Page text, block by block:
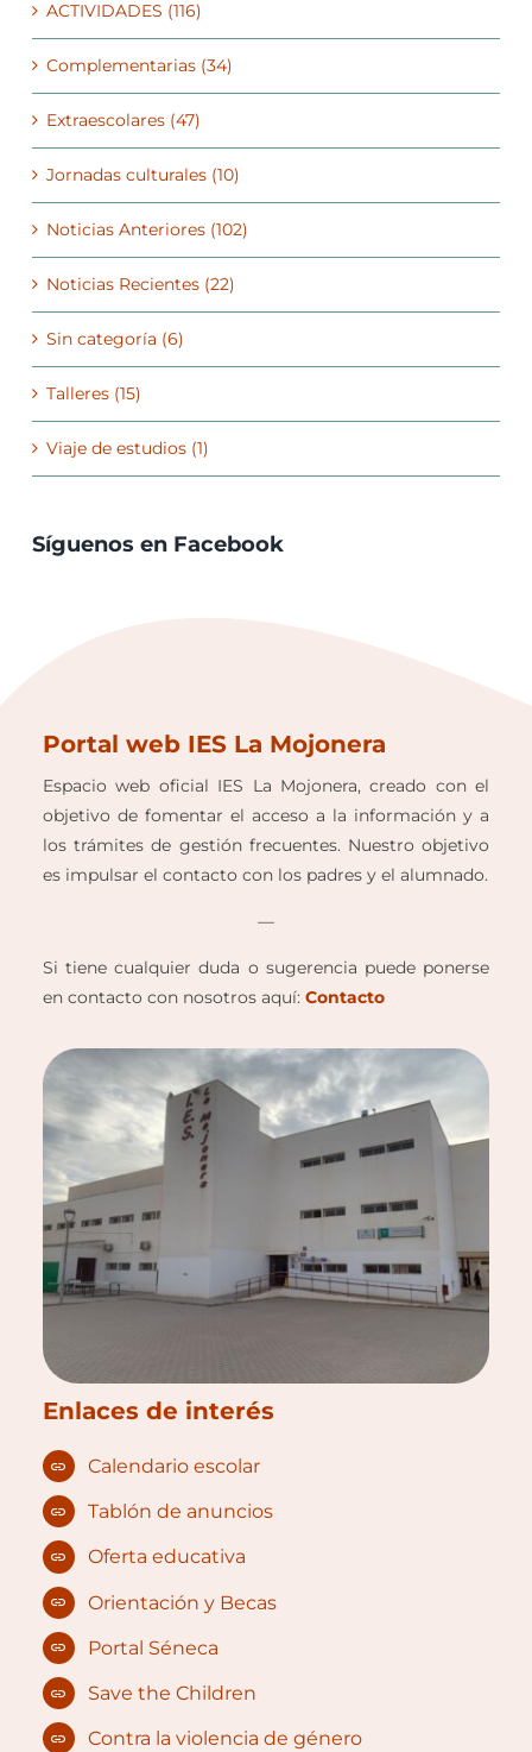
ACTIVIDADES (116)
Complementarias (34)
Extraescolares (47)
Jornadas culturales (10)
Noticias Anteriores (102)
Noticias Recientes (22)
Sin categoría (6)
Talleres (15)
Viaje de estudios (1)
Síguenos en Facebook
Portal web IES La Mojonera
Espacio web oficial IES La Mojonera, creado con el
objetivo de fomentar el acceso a la información y a
los trámites de gestión frecuentes. Nuestro objetivo
es impulsar el contacto con los padres y el alumnado.
—
Si tiene cualquier duda o sugerencia puede ponerse
en contacto con nosotros aquí: Contacto
Enlaces de interés
Calendario escolar
Tablón de anuncios
Oferta educativa
Orientación y Becas
Portal Séneca
Save the Children
Contra la violencia de género